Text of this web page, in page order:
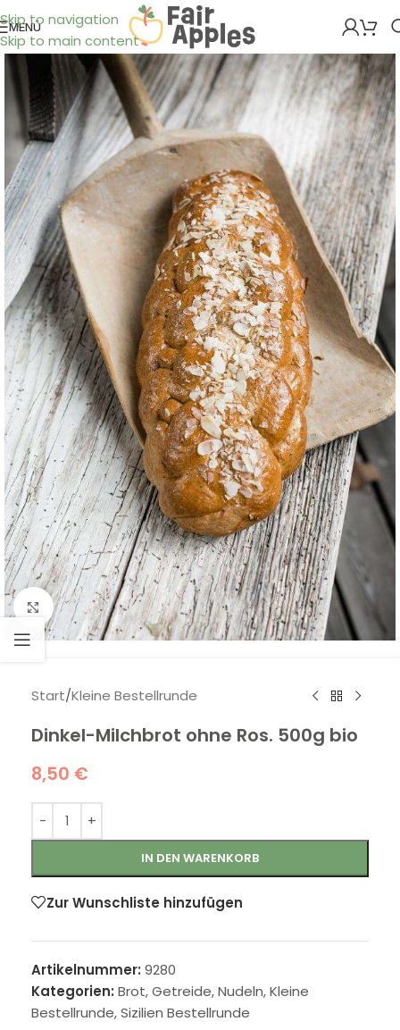
Skip to navigation
Skip to main content
MENÜ
Klick zum Vergrößern
Start/Kleine Bestellrunde
Dinkel-Milchbrot ohne Ros. 500g bio
8,50 €
IN DEN WARENKORB
Zur Wunschliste hinzufügen
Artikelnummer: 9280
Kategorien: Brot, Getreide, Nudeln,Kleine
Bestellrunde,Sizilien Bestellrunde